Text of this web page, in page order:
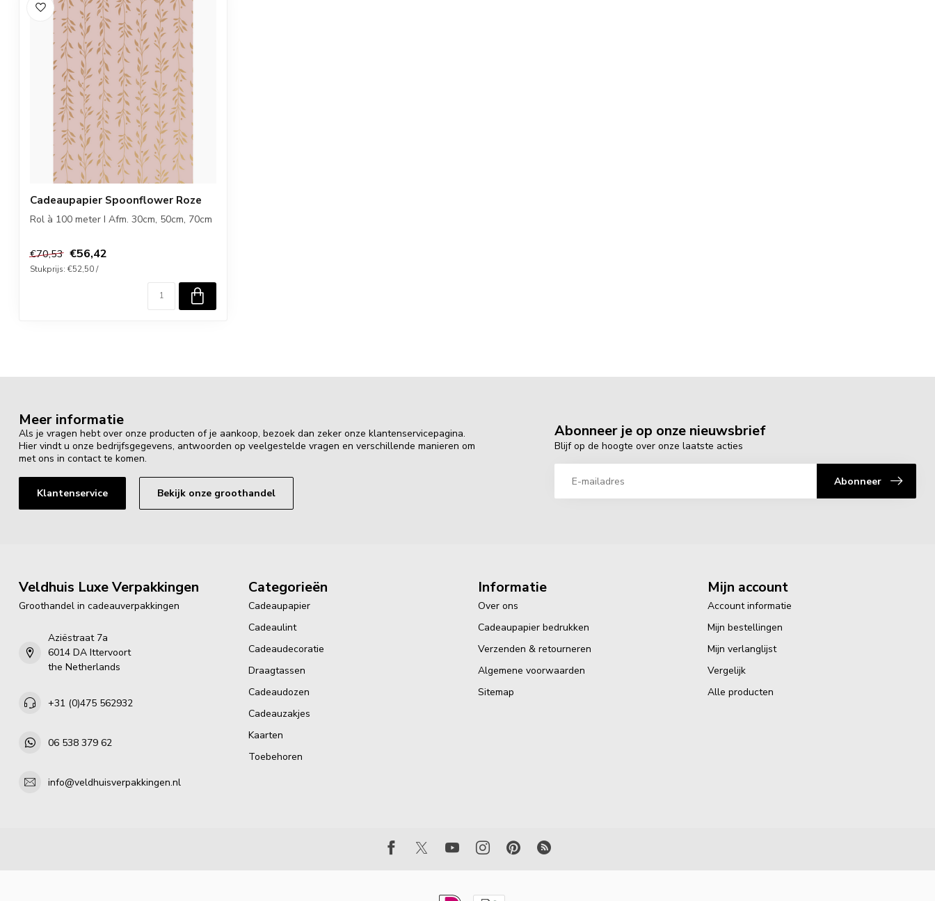
Cadeaupapier Spoonflower Roze
Rol à 100 meter I Afm. 30cm, 50cm, 70cm
€70,53 €56,42
Stukprijs: €52,50 /
Meer informatie
Als je vragen hebt over onze producten of je aankoop, bezoek dan zeker onze klantenservicepagina.
Hier vindt u onze bedrijfsgegevens, antwoorden op veelgestelde vragen en verschillende manieren om
met ons in contact te komen.
Klantenservice Bekijk onze groothandel
Abonneer je op onze nieuwsbrief
Blijf op de hoogte over onze laatste acties
Abonneer
Veldhuis Luxe Verpakkingen
Groothandel in cadeauverpakkingen
Aziëstraat 7a
6014 DA Ittervoort
the Netherlands
+31 (0)475 562932
06 538 379 62
info@veldhuisverpakkingen.nl
Categorieën
Cadeaupapier
Cadeaulint
Cadeaudecoratie
Draagtassen
Cadeaudozen
Cadeauzakjes
Kaarten
Toebehoren
Informatie
Over ons
Cadeaupapier bedrukken
Verzenden & retourneren
Algemene voorwaarden
Sitemap
Mijn account
Account informatie
Mijn bestellingen
Mijn verlanglijst
Vergelijk
Alle producten